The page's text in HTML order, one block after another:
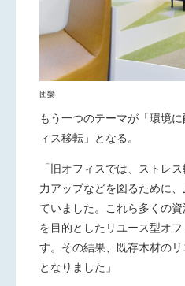
団欒
もう一つのテーマが「環境
ィス移転」となる。
「旧オフィスでは、ストレ
力アップなどを図るために
ていました。これら多くの
を目的としたリユース型オ
す。その結果、既存木材の
となりました」